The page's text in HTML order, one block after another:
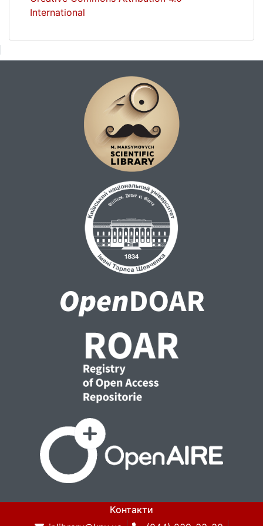
International
Контакти